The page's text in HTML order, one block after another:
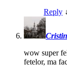
Reply ↓
wow super
fetelor, ma